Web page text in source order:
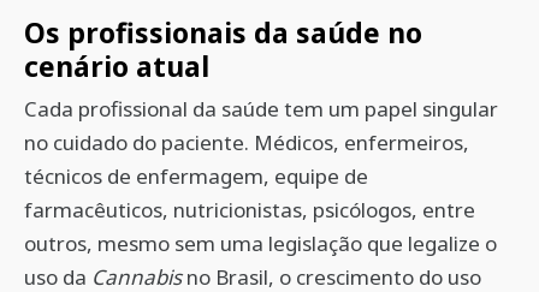
Os profissionais da saúde no
cenário atual
Cada profissional da saúde tem um papel singular
no cuidado do paciente. Médicos, enfermeiros,
técnicos de enfermagem, equipe de
farmacêuticos, nutricionistas, psicólogos, entre
outros, mesmo sem uma legislação que legalize o
uso da Cannabisno Brasil, o crescimento do uso